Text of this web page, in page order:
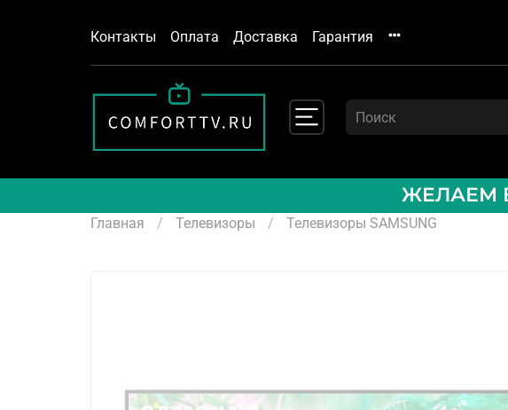
Контакты Оплата Доставка Гарантия
ЖЕЛАЕМ
Главная Телевизоры Телевизоры SAMSUNG